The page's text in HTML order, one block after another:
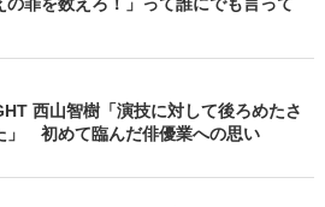
西山智樹「演技に対して後ろめたさ
」 初めて臨んだ俳優業への思い